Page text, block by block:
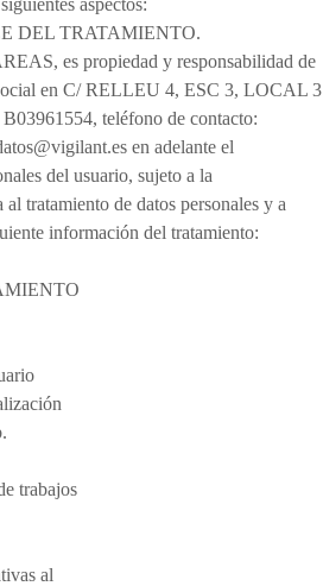
aspectos:
DEL TRATAMIENTO.
es propiedad y responsabilidad de
en C/ RELLEU 4, ESC 3, LOCAL 3
teléfono de contacto:
en adelante el
del usuario, sujeto a la
tratamiento de datos personales y a
información del tratamiento:
trabajos
al